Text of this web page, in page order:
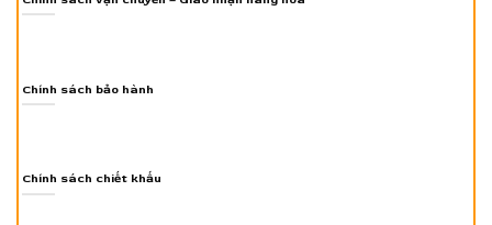
Chính sách bảo hành
Chính sách chiết khấu